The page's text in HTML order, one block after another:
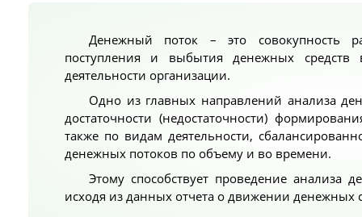
Денежный поток – это совокупность
поступления и выбытия денежных средств
деятельности организации.
Одно из главных направлений анализа
достаточности (недостаточности)
также по видам деятельности,
денежных потоков по объему и во времени.
Этому способствует проведение анализа
исходя из данных отчета о движении денежных